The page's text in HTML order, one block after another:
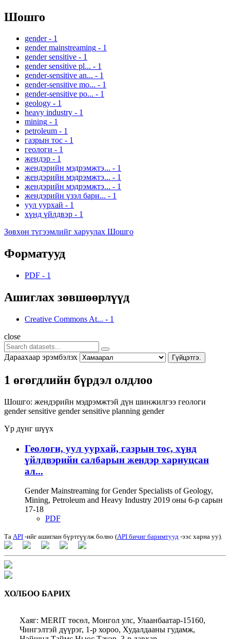
Шошго
gender - 1
gender mainstreaming - 1
gender sensitive - 1
gender sensitive pl... - 1
gender-sensitive an... - 1
gender-sensitive mo... - 1
gender-sensitive po... - 1
geology - 1
heavy industry - 1
mining - 1
petroleum - 1
газрын тос - 1
геологи - 1
жендэр - 1
жендэрийн мэдрэмжтэ... - 1
жендэрийн мэдрэмжтэ... - 1
жендэрийн мэдрэмжтэ... - 1
жендэрийн үзэл бари... - 1
уул уурхай - 1
хүнд үйлдвэр - 1
Зөвхөн түгээмлийг харуулах Шошго
Форматууд
PDF - 1
Ашиглах зөвшөөрлүүд
Creative Commons At... - 1
close
Дараахаар эрэмбэлэх Гүйцэтгэ.
1 өгөгдлийн бүрдэл олдлоо
Шошго: жендэрийн мэдрэмжтэй дүн шинжилгээ геологи
gender sensitive gender sensitive planning gender
Үр дүнг шүүх
Геологи, уул уурхай, газрын тос, хүнд
үйлдвэрийн салбарын жендэр хариуцсан
ал...
Gender Mainstreaming for Gender Specialists of Geology,
Mining, Petroleum and Heavy Industry 2019 оны 6-р сарын
17-18
PDF
Та API -ийг ашиглан бүртгүүлж болно (API бичиг баримтууд -ээс харна уу).
ХОЛБОО БАРИХ
Хаяг: MERIT төсөл, Монгол улс, Улаанбаатар-15160,
Чингэлтэй дүүрэг, 1-р хороо, Худалдааны гудамж,